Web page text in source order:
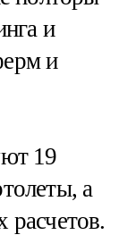
и
и
19
а
расчетов.